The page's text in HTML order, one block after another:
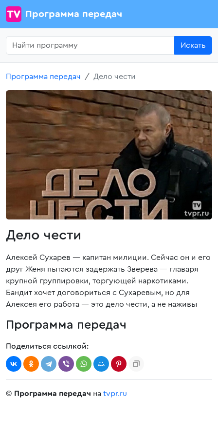
Программа передач
Искать
Программа передач Дело чести
Дело чести
Алексей Сухарев — капитан милиции. Сейчас он и его
друг Женя пытаются задержать Зверева — главаря
крупной группировки, торгующей наркотиками.
Бандит хочет договориться с Сухаревым, но для
Алексея его работа — это дело чести, а не наживы
Программа передач
Поделиться ссылкой:
© Программа передач на tvpr.ru